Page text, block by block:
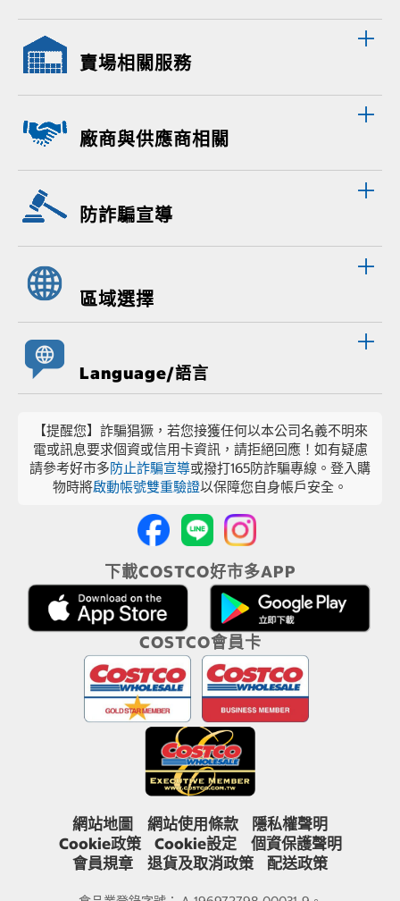
賣場相關服務
廠商與供應商相關
防詐騙宣導
區域選擇
Language/語言
【提醒您】詐騙猖獗，若您接獲任何以本公司名義不明來
電或訊息要求個資或信用卡資訊，請拒絕回應！如有疑慮
請參考好市多防止詐騙宣導或撥打165防詐騙專線。登入購
物時將啟動帳號雙重驗證以保障您自身帳戶安全。
下載COSTCO好市多APP
COSTCO會員卡
網站地圖 網站使用條款
隱私權聲明
Cookie政策
Cookie設定
個資保護聲明
會員規章
退貨及取消政策 配送政策